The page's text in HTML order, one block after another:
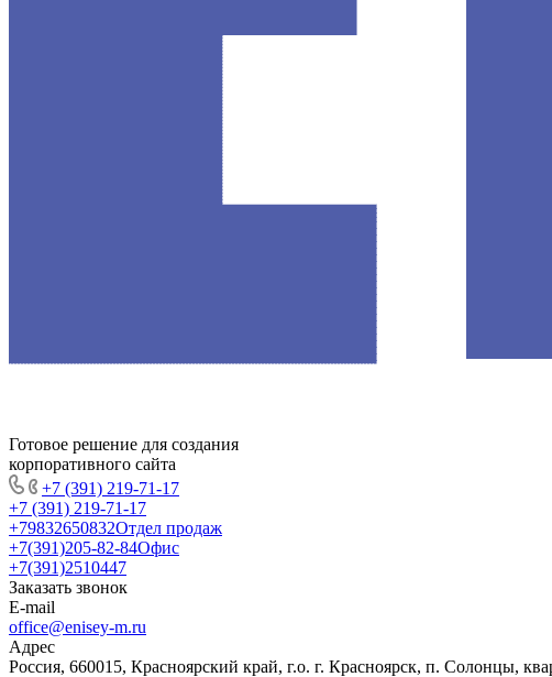
Готовое решение для создания
корпоративного сайта
+7 (391) 219-71-17
+7 (391) 219-71-17
+79832650832Отдел продаж
+7(391)205-82-84Офис
+7(391)2510447
Заказать звонок
E-mail
office@enisey-m.ru
Адрес
Россия, 660015, Красноярский край, г.о. г. Красноярск, п. Солонцы,